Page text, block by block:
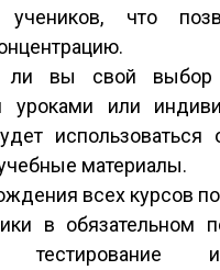
учеников, что
ли вы свой
уроками или
материалы.
всех курсов
в обязательном
тестирование